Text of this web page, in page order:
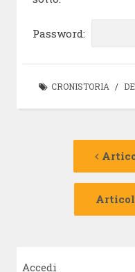
Password:
CRONISTORIA /
Navigazione
Accedi